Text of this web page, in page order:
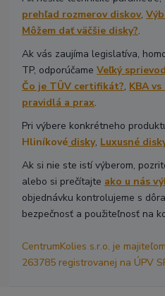
prehľad rozmerov diskov,
Môžem dať väčšie disky?.
Ak vás zaujíma legislatíva,
TP, odporúčameVeľký
Čo je TÜV certifikát?, KBA
pravidlá a prax.
Pri výbere konkrétneho
Hliníkové disky, Luxusné
Ak si nie ste istí výberom,
alebo si prečítajte ako u nás
objednávku kontrolujeme s
bezpečnosť a použiteľnosť na
CentrumKolies s.r.o. je
263785 registrovanej na ÚPV